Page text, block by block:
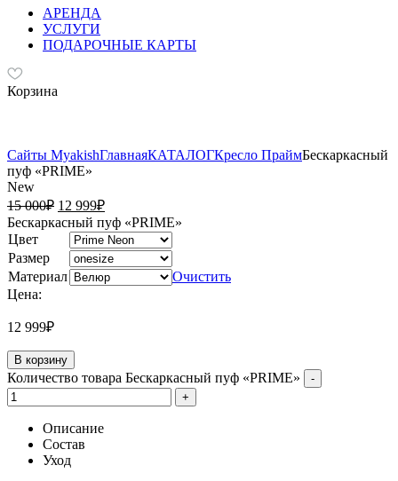
АРЕНДА
УСЛУГИ
ПОДАРОЧНЫЕ КАРТЫ
Корзина
Сайты MyakishГлавнаяКАТАЛОГКресло ПраймБескаркасный
пуф «PRIME»
New
15 000₽ 12 999₽
Бескаркасный пуф «PRIME»
Цвет
Размер
Материал
Очистить
Цена:
12 999₽
В корзину
Количество товара Бескаркасный пуф «PRIME»
-
+
Описание
Состав
Уход